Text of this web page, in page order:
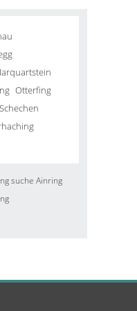
Otterfing
Schechen
suche Ainring